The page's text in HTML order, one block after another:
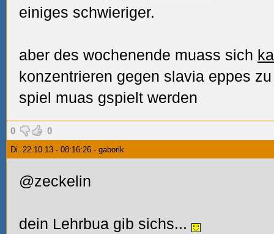
einiges schwieriger.
aber des wochenende muass sich
konzentrieren gegen slavia eppes
spiel muas gspielt werden
0 0
Di. 22.10.13 - 08:16:26 - gaborik
@zeckelin
dein Lehrbua gib sichs...